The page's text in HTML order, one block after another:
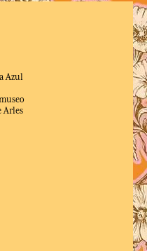
Azul
Arles